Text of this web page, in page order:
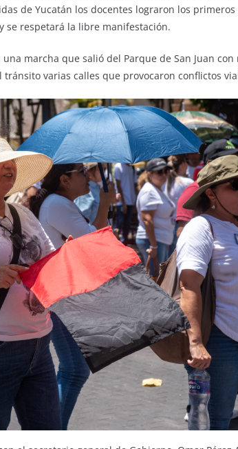
de Yucatán los docentes lograron los
se respetará la libre manifestación.
marcha que salió del Parque de San Juan
varias calles que provocaron conflictos